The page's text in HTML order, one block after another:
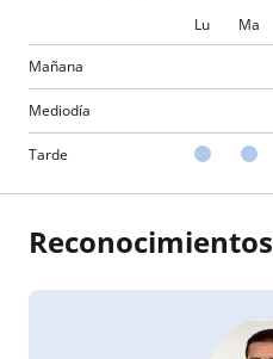
Lu Ma
Mañana
Mediodía
Tarde
Reconocimientos